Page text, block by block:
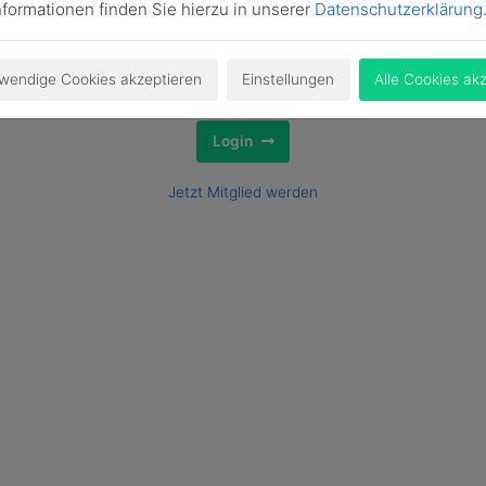
Login
Jetzt Mitglied werden
finden Sie hierzu in unserer Datenschutzerklärung.
Cookies akzeptieren Einstellungen Alle Cookies